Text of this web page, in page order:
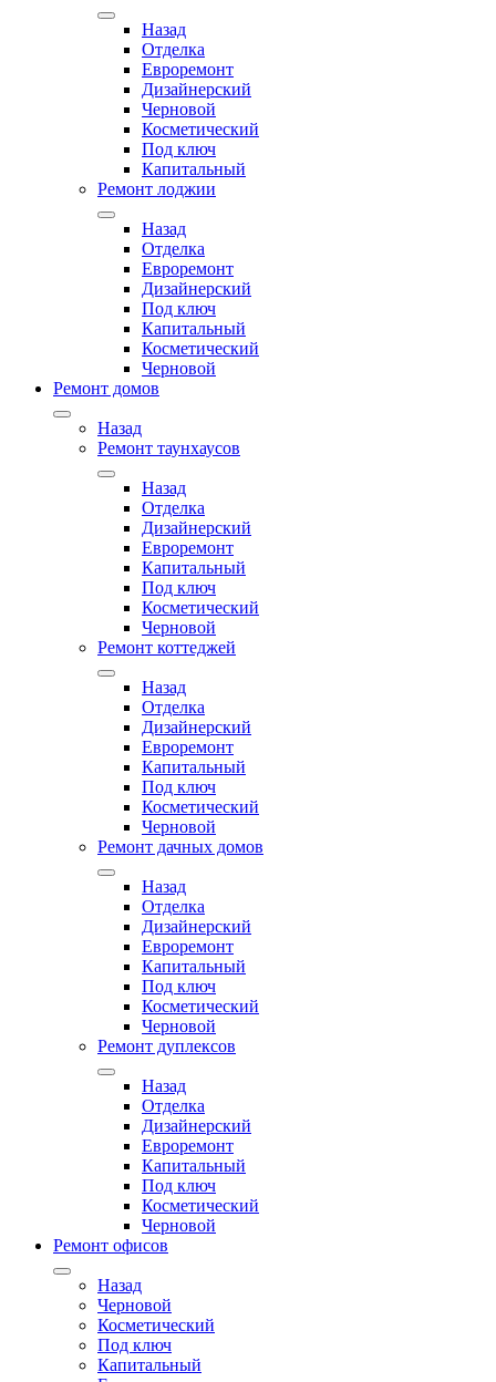
Назад
Отделка
Евроремонт
Дизайнерский
Черновой
Косметический
Под ключ
Капитальный
Ремонт лоджии
Назад
Отделка
Евроремонт
Дизайнерский
Под ключ
Капитальный
Косметический
Черновой
Ремонт домов
Назад
Ремонт таунхаусов
Назад
Отделка
Дизайнерский
Евроремонт
Капитальный
Под ключ
Косметический
Черновой
Ремонт коттеджей
Назад
Отделка
Дизайнерский
Евроремонт
Капитальный
Под ключ
Косметический
Черновой
Ремонт дачных домов
Назад
Отделка
Дизайнерский
Евроремонт
Капитальный
Под ключ
Косметический
Черновой
Ремонт дуплексов
Назад
Отделка
Дизайнерский
Евроремонт
Капитальный
Под ключ
Косметический
Черновой
Ремонт офисов
Назад
Черновой
Косметический
Под ключ
Капитальный